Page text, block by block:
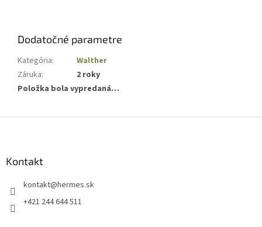
Dodatočné parametre
Kategória:
Walther
Záruka:
2 roky
Položka bola vypredaná…
Kontakt
kontakt@hermes.sk
+421 244 644 511